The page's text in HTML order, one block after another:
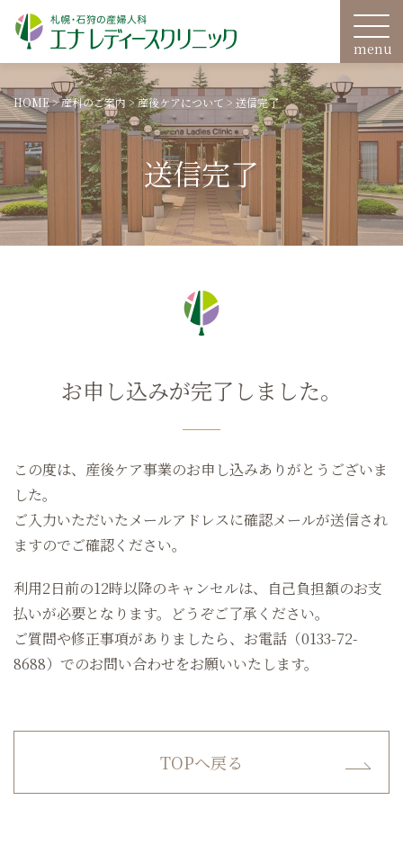
HOME>産科のご案内>産後ケアについて > 送信完了
送信完了
お申し込みが完了しました。
この度は、産後ケア事業のお申し込みありがとうございま
した。
ご入力いただいたメールアドレスに確認メールが送信され
ますのでご確認ください。
利用2日前の12時以降のキャンセルは、自己負担額のお支
払いが必要となります。どうぞご了承ください。
ご質問や修正事項がありましたら、お電話（0133-72-
8688）でのお問い合わせをお願いいたします。
TOPへ戻る